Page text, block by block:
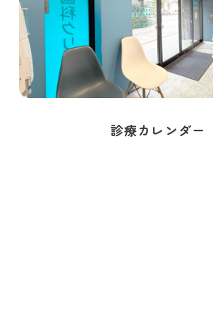
診療カレンダー